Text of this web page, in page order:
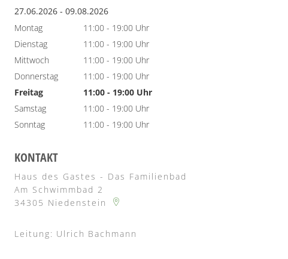
27.06.2026 - bis
09.08.2026
Montag
11:00 - 19:00 Uhr
Von 11:00 bis 19:00 Uhr
Dienstag 11:00 - 19:00 Uhr
Von 11:00 bis 19:00 Uhr
Mittwoch 11:00 - 19:00 Uhr
Von 11:00 bis 19:00 Uhr
Donnerstag 11:00 - 19:00 Uhr
Von 11:00 bis 19:00 Uhr
Freitag 11:00 - 19:00 Uhr
Von 11:00 bis 19:00 Uhr
Samstag 11:00 - 19:00 Uhr
Von 11:00 bis 19:00 Uhr
Sonntag 11:00 - 19:00 Uhr
KONTAKT
Haus des Gastes - Das Familienbad
Am Schwimmbad 2
34305 Niedenstein
Leitung: Ulrich Bachmann